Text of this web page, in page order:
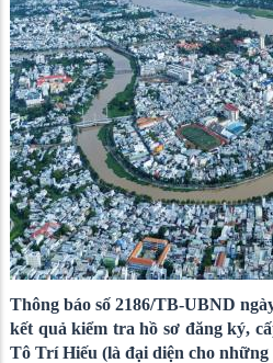
Thông báo số 2186/TB-UBND
kết quả kiểm tra hồ sơ đăng ký,
Tô Trí Hiếu (là đại diện cho